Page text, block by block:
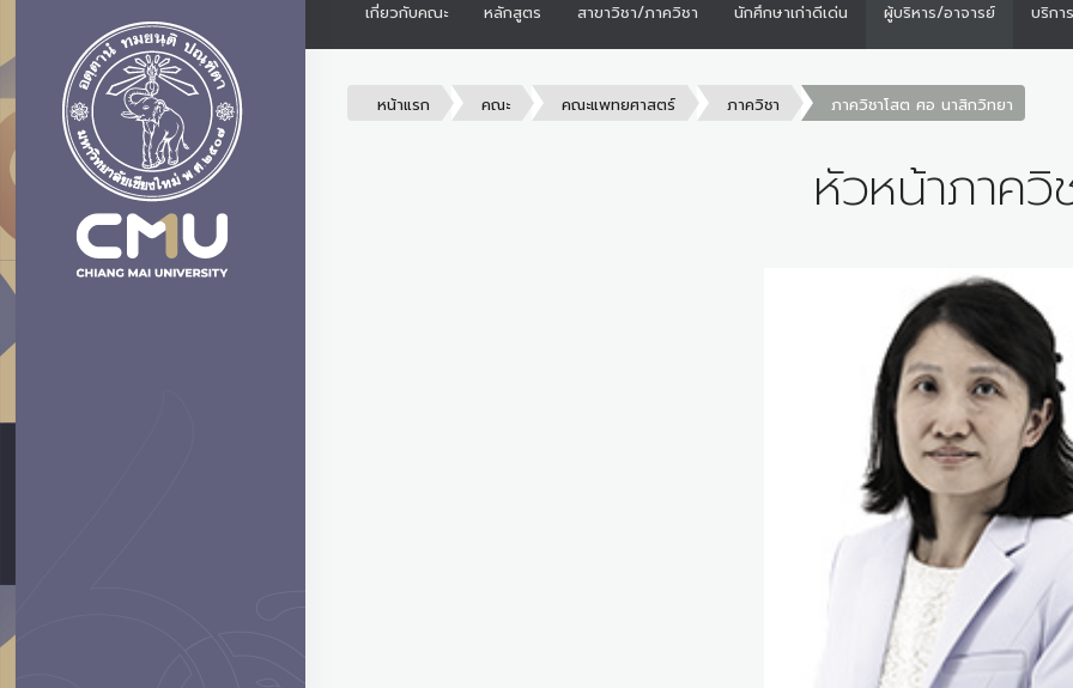
เกี่ยวกับคณะ หลักสูตร สาขาวิชา/ภาควิชา นักศึกษาเก่าดีเด่น ผู้บริหาร/อาจารย์ บริการ
หน้าแรก คณะ คณะแพทยศาสตร์ ภาควิชา ภาควิชาโสต ศอ นาสิกวิทยา
หัวหน้าภาควิ